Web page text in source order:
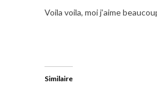
Voila voila, moi j’aime
Similaire